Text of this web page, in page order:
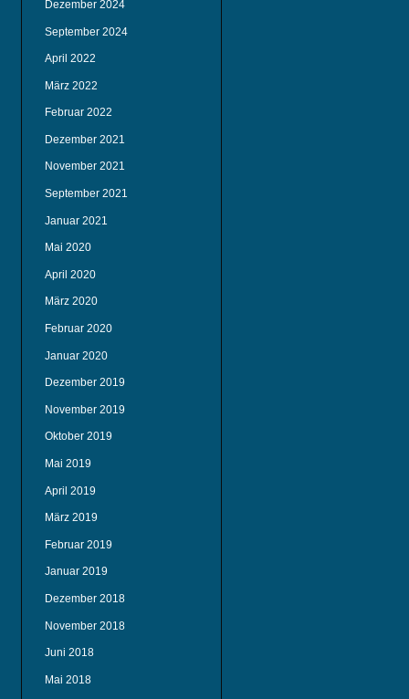
Dezember 2024
September 2024
April 2022
März 2022
Februar 2022
Dezember 2021
November 2021
September 2021
Januar 2021
Mai 2020
April 2020
März 2020
Februar 2020
Januar 2020
Dezember 2019
November 2019
Oktober 2019
Mai 2019
April 2019
März 2019
Februar 2019
Januar 2019
Dezember 2018
November 2018
Juni 2018
Mai 2018